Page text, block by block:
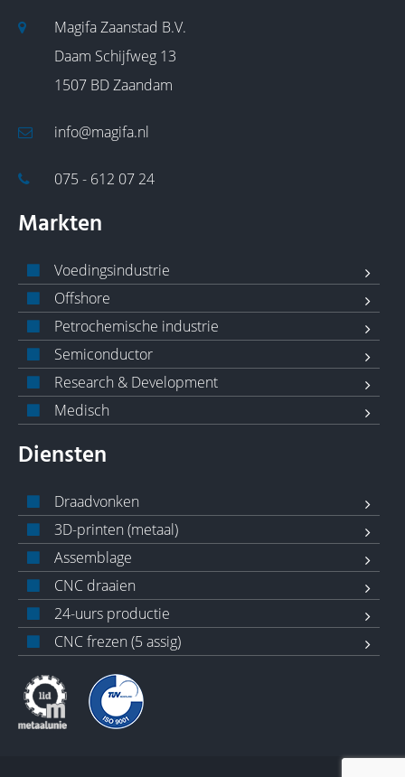
Magifa Zaanstad B.V.
Daam Schijfweg 13
1507 BD Zaandam
info@magifa.nl
075 - 612 07 24
Markten
Voedingsindustrie
Offshore
Petrochemische industrie
Semiconductor
Research & Development
Medisch
Diensten
Draadvonken
3D-printen (metaal)
Assemblage
CNC draaien
24-uurs productie
CNC frezen (5 assig)